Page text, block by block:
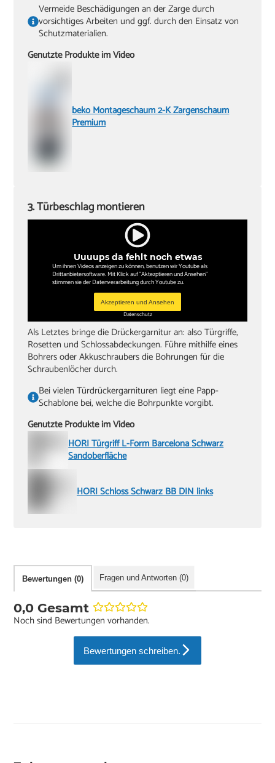
Vermeide Beschädigungen an der Zarge durch
vorsichtiges Arbeiten und ggf. durch den Einsatz von
Schutzmaterialien.
Genutzte Produkte im Video
beko Montageschaum 2-K Zargenschaum
Premium
Uuuups da fehlt noch etwas
Um ihnen Videos anzeigen zu können, benutzen wir Youtube als
Drittanbietersoftware. Mit Klick auf "Aktezptieren und Ansehen"
stimmen sie der Datenverarbeitung durch Youtube zu.
Akzeptieren und Ansehen
Datenschutz
3. Türbeschlag montieren
Als Letztes bringe die Drückergarnitur an: also Türgriffe,
Rosetten und Schlossabdeckungen. Führe mithilfe eines
Bohrers oder Akkuschraubers die Bohrungen für die
Schraubenlöcher durch.
Bei vielen Türdrückergarnituren liegt eine Papp-
Schablone bei, welche die Bohrpunkte vorgibt.
Genutzte Produkte im Video
HORI Türgriff L-Form Barcelona Schwarz
Sandoberfläche
HORI Schloss Schwarz BB DIN links
Bewertungen (0) Fragen und Antworten (0)
0,0 Gesamt
Noch sind Bewertungen vorhanden.
Bewertungen schreiben.